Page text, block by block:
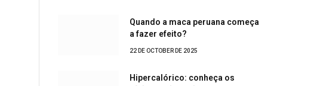
Quando a maca peruana começa
a fazer efeito?
22 DE OCTOBER DE 2025
Hipercalórico: conheça os